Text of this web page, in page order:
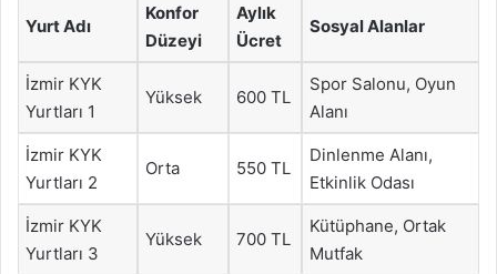
Yurt Adı
Konfor
Düzeyi
Aylık
Ücret
Sosyal Alanlar
İzmir KYK
Yurtları 1
Yüksek 600 TL
Spor Salonu, Oyun
Alanı
İzmir KYK
Yurtları 2
Orta 550 TL
Dinlenme Alanı,
Etkinlik Odası
İzmir KYK
Yurtları 3
Yüksek 700 TL
Kütüphane, Ortak
Mutfak